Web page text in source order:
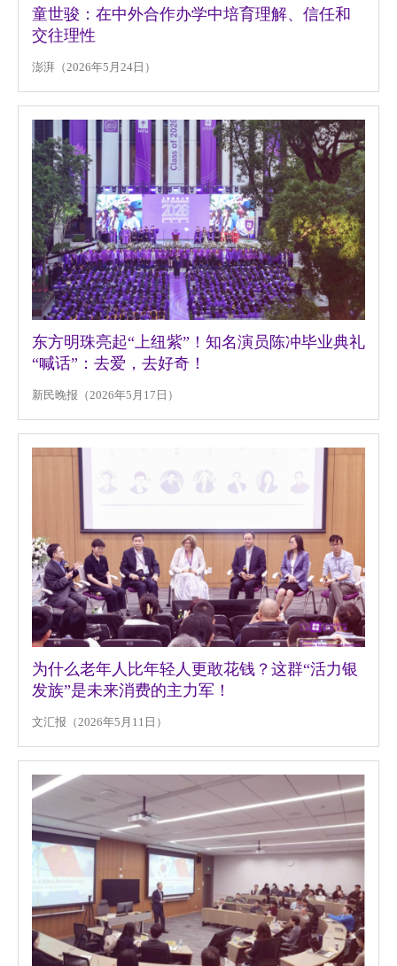
童世骏：在中外合作办学中培育理解、信任和
交往理性
澎湃（2026年5月24日）
东方明珠亮起“上纽紫”！知名演员陈冲毕业典礼
“喊话”：去爱，去好奇！
新民晚报（2026年5月17日）
为什么老年人比年轻人更敢花钱？这群“活力银
发族”是未来消费的主力军！
文汇报（2026年5月11日）